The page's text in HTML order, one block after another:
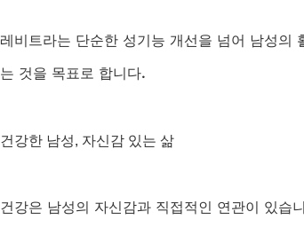
레비트라는 단순한 성기능 개선을 넘어 남성의
는 것을 목표로 합니다.
건강한 남성, 자신감 있는 삶
건강은 남성의 자신감과 직접적인 연관이 있습